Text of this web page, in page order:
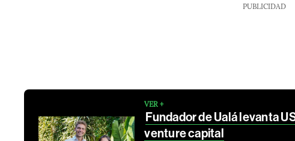
PUBLICIDAD
VER +
Fundador de Ualá levanta
venture capital